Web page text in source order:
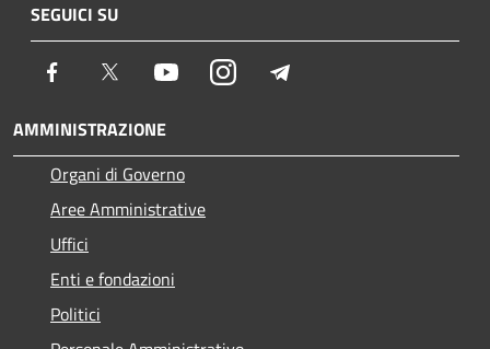
SEGUICI SU
Facebook Twitter YoutubeInstagram
AMMINISTRAZIONE
Organi di Governo
Aree Amministrative
Uffici
Enti e fondazioni
Politici